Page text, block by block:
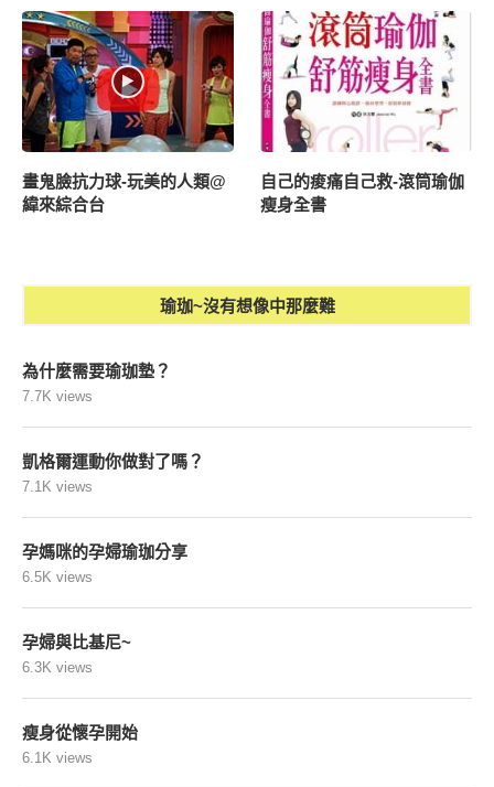
畫鬼臉抗力球-玩美的人類@
緯來綜合台
自己的痠痛自己救-滾筒瑜伽
瘦身全書
瑜珈~沒有想像中那麼難
為什麼需要瑜珈墊？
7.7K views
凱格爾運動你做對了嗎？
7.1K views
孕媽咪的孕婦瑜珈分享
6.5K views
孕婦與比基尼~
6.3K views
瘦身從懷孕開始
6.1K views